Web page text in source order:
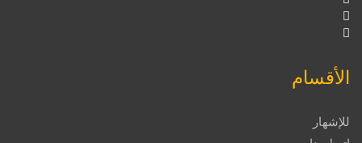
الأقسام
للإشهار